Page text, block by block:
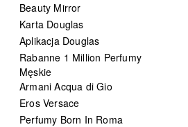
Beauty Mirror
Karta Douglas
Aplikacja Douglas
Rabanne 1 Million Perfumy
Męskie
Armani Acqua di Gio
Eros Versace
Perfumy Born In Roma